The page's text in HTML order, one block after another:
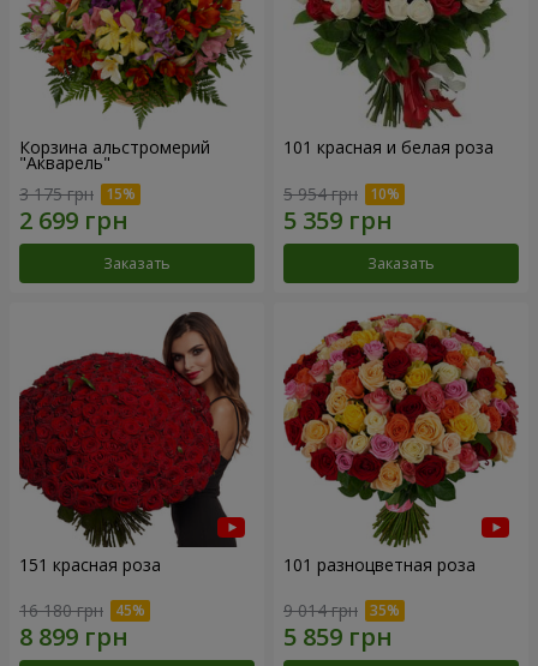
Корзина альстромерий
"Акварель"
3 175 грн
Заказать
101 красная и белая роза
5 954 грн
Заказать
151 красная роза
16 180 грн
101 разноцветная роза
9 014 грн